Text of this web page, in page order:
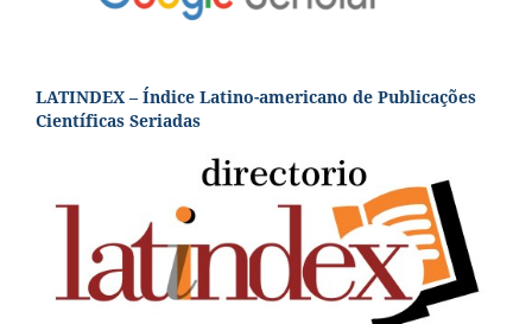
LATINDEX – Índice Latino-americano de Publicações
Científicas Seriadas